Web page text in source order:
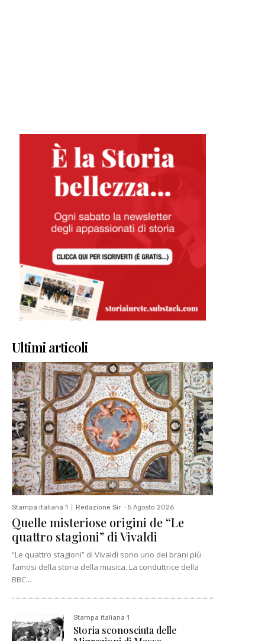
Ultimi articoli
Stampa italiana 1 Redazione Sir - 5 Agosto 2026
Quelle misteriose origini de “Le
quattro stagioni” di Vivaldi
“Le quattro stagioni” di Vivaldi sono uno dei brani più
famosi della storia della musica. La conduttrice della
BBC...
Stampa italiana 1
Storia sconosciuta delle